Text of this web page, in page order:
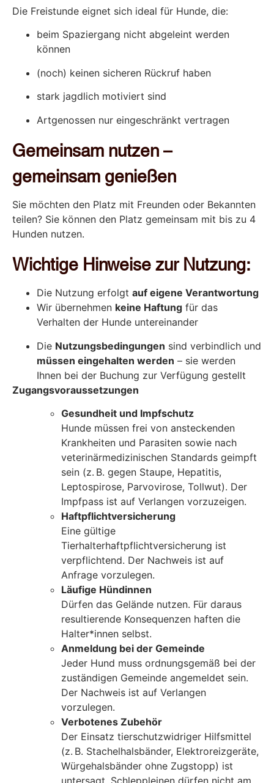
Die Freistunde eignet sich ideal für Hunde, die:
beim Spaziergang nicht abgeleint werden
können
(noch) keinen sicheren Rückruf haben
stark jagdlich motiviert sind
Artgenossen nur eingeschränkt vertragen
Gemeinsam nutzen –
gemeinsam genießen
Sie möchten den Platz mit Freunden oder Bekannten
teilen? Sie können den Platz gemeinsam mit bis zu 4
Hunden nutzen.
Wichtige Hinweise zur Nutzung:
Die Nutzung erfolgt auf eigene Verantwortung
Wir übernehmen keine Haftung für das
Verhalten der Hunde untereinander
Die Nutzungsbedingungen sind verbindlich und
müssen eingehalten werden – sie werden
Ihnen bei der Buchung zur Verfügung gestellt
Zugangsvoraussetzungen
Gesundheit und Impfschutz
Hunde müssen frei von ansteckenden
Krankheiten und Parasiten sowie nach
veterinärmedizinischen Standards geimpft
sein (z. B. gegen Staupe, Hepatitis,
Leptospirose, Parvovirose, Tollwut). Der
Impfpass ist auf Verlangen vorzuzeigen.
Haftpflichtversicherung
Eine gültige
Tierhalterhaftpflichtversicherung ist
verpflichtend. Der Nachweis ist auf
Anfrage vorzulegen.
Läufige Hündinnen
Dürfen das Gelände nutzen. Für daraus
resultierende Konsequenzen haften die
Halter*innen selbst.
Anmeldung bei der Gemeinde
Jeder Hund muss ordnungsgemäß bei der
zuständigen Gemeinde angemeldet sein.
Der Nachweis ist auf Verlangen
vorzulegen.
Verbotenes Zubehör
Der Einsatz tierschutzwidriger Hilfsmittel
(z. B. Stachelhalsbänder, Elektroreizgeräte,
Würgehalsbänder ohne Zugstopp) ist